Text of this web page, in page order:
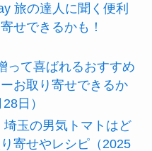
旅の達人に聞く便利
せできるかも！
って喜ばれるおすすめ
お取り寄せできるか
日）
玉の男気トマトはど
寄せやレシピ（2025